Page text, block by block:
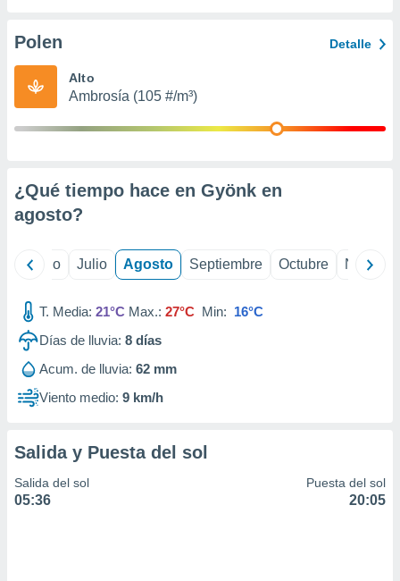
e
mediante
publicidad
publicidad
de
Polen Detalle
Alto
Ambrosía (105 #/m³)
¿Qué tiempo hace en Gyönk en
agosto?
Junio Julio Agosto Septiembre Octubre
T. Media: 21°C Max.: 27°C Min: 16°C
Días de lluvia: 8 días
Acum. de lluvia: 62 mm
Viento medio: 9 km/h
Salida y Puesta del sol
Salida del sol
05:36
Puesta del sol
20:05